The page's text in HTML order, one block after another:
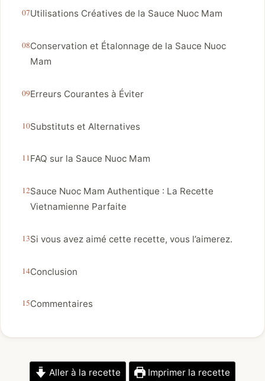
Utilisations Créatives de la Sauce Nuoc Mam
Conservation et Étalonnage de la Sauce Nuoc
Mam
Erreurs Courantes à Éviter
Substituts et Alternatives
FAQ sur la Sauce Nuoc Mam
Sauce Nuoc Mam Authentique : La Recette
Vietnamienne Parfaite
Si vous avez aimé cette recette, vous l’aimerez.
Conclusion
Commentaires
Aller à la recette Imprimer la recette